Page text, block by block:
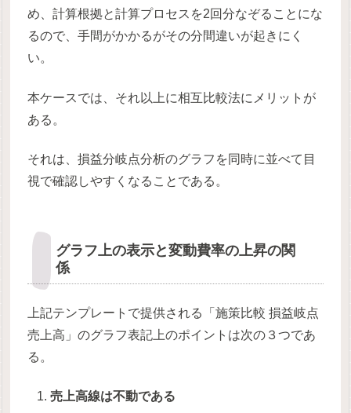
め、計算根拠と計算プロセスを2回分なぞることにな
るので、手間がかかるがその分間違いが起きにく
い。
本ケースでは、それ以上に相互比較法にメリットが
ある。
それは、損益分岐点分析のグラフを同時に並べて目
視で確認しやすくなることである。
グラフ上の表示と変動費率の上昇の関
係
上記テンプレートで提供される「施策比較 損益岐点
売上高」のグラフ表記上のポイントは次の３つであ
る。
売上高線は不動である